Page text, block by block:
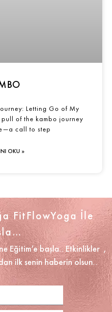
Letting Go of My
pull of the kambo journey
call to step
OKU »
FitFlowYoga İle
Eğitim’e başla.. Etkinlikler ,
ilk senin haberin olsun..